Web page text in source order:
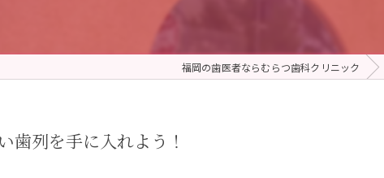
歯科 (メンテナンス) 福岡の歯医者ならむらつ歯科クリニック
歯列を手に入れよう！